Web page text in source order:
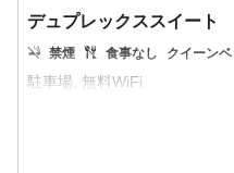
デュプレックススイート
禁煙 食事なし クイーン